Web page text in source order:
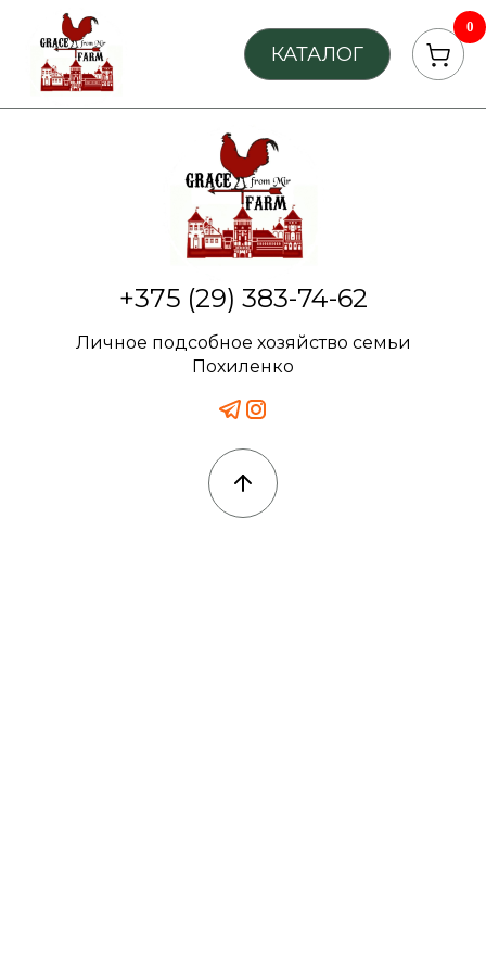
КАТАЛОГ
0
+375 (29) 383-74-62
Личное подсобное хозяйство семьи
Похиленко